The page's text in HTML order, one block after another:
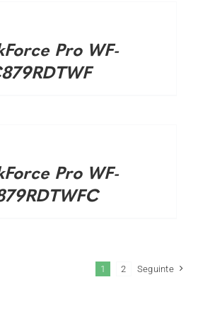
Pro WF-
Pro WF-
1 2 Seguinte